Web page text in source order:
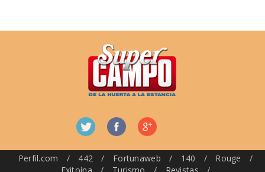
Perfil.com / 442 / Fortunaweb / 140 / Rouge
/